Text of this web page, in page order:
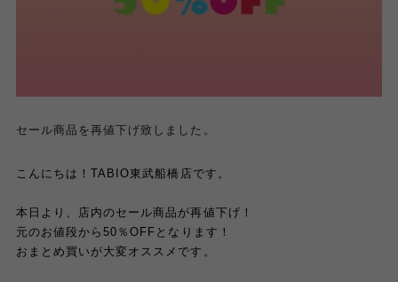
セール商品を再値下げ致しました。
こんにちは！TABIO東武船橋店です。
本日より、店内のセール商品が再値下げ！
元のお値段から50％OFFとなります！
おまとめ買いが大変オススメです。